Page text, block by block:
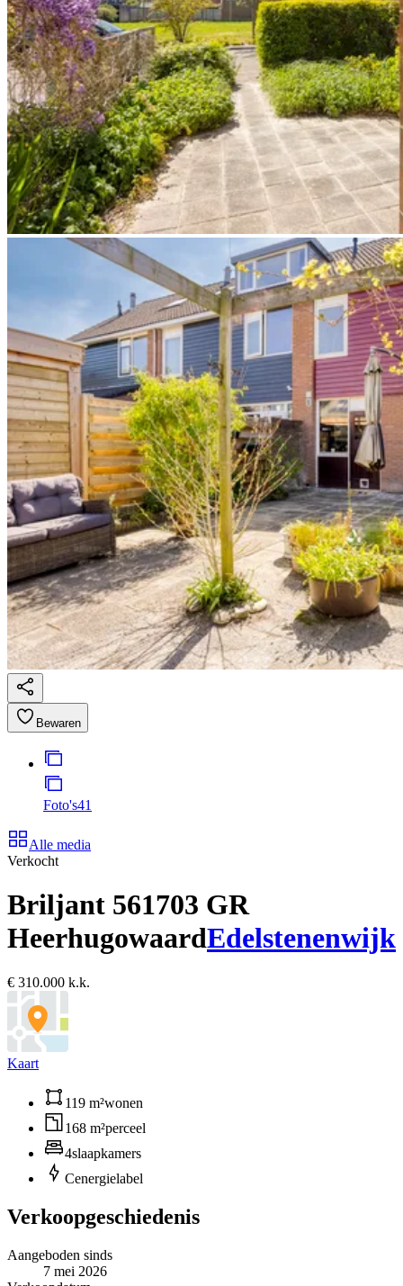
Bewaren
Foto's41
Alle media
Verkocht
Briljant 561703 GR
HeerhugowaardEdelstenenwijk
€ 310.000 k.k.
Kaart
119 m²wonen
168 m²perceel
4slaapkamers
Cenergielabel
Verkoopgeschiedenis
Aangeboden sinds
7 mei 2026